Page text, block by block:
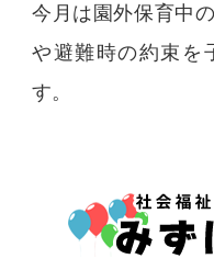
今月は園外保育中
や避難時の約束を
す。